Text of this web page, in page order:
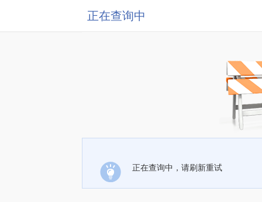
正在查询中
正在查询中，请刷新重试